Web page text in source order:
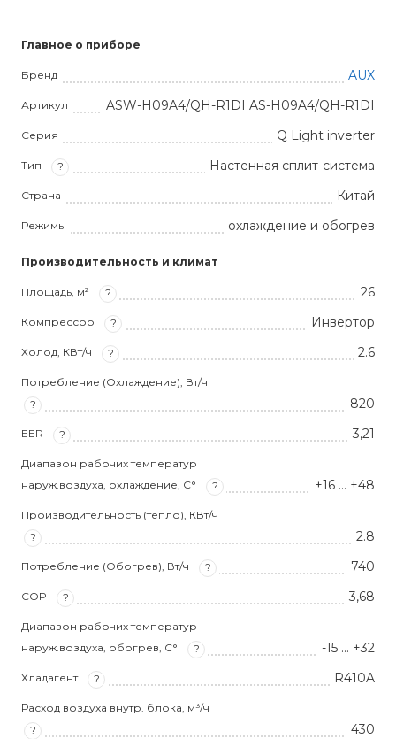
Главное о приборе
Бренд AUX
Артикул ASW-H09A4/QH-R1DI AS-H09A4/QH-R1DI
Серия Q Light inverter
Тип ? Настенная сплит-система
Страна Китай
Режимы охлаждение и обогрев
Производительность и климат
Площадь, м² ? 26
Компрессор ? Инвертор
Холод, КВт/ч ? 2.6
Потребление (Охлаждение), Вт/ч
?
820
EER ? 3,21
Диапазон рабочих температур
наруж.воздуха, охлаждение, С°
? +16 … +48
Производительность (тепло), КВт/ч
?
2.8
Потребление (Обогрев), Вт/ч ? 740
COP ? 3,68
Диапазон рабочих температур
наруж.воздуха, обогрев, С°
? -15 … +32
Хладагент ? R410A
Расход воздуха внутр. блока, м³/ч
?
430